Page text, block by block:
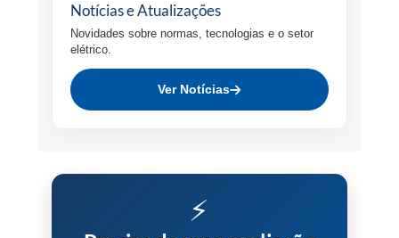
Notícias e Atualizações
Novidades sobre normas, tecnologias e o setor
elétrico.
Ver Notícias
⚡